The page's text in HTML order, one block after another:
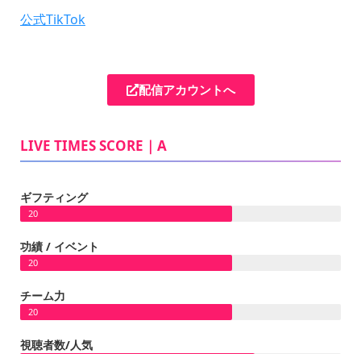
公式TikTok
配信アカウントへ
LIVE TIMES SCORE｜A
ギフティング
20
功績 / イベント
20
チーム力
20
視聴者数/人気